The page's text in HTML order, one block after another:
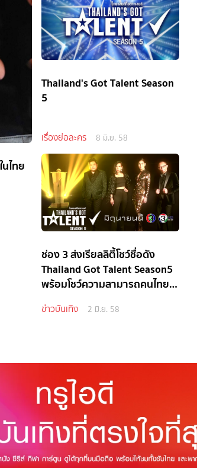
ไทย
Thailand's Got Talent Season
5
เรื่องย่อละคร 8 มิ.ย. 58
ช่อง 3 ส่งเรียลลิตี้โชว์ชื่อดัง
Thailand Got Talent Season5
พร้อมโชว์ความสามารถคนไทยสู่
ข่าวบันเทิง 2 มิ.ย. 58